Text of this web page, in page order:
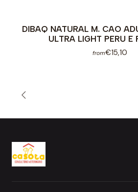
DIBAQ NATURAL M. CAO
ULTRA LIGHT PERU E
from€15,10